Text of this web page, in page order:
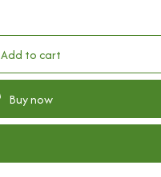
Add to cart
Buy now